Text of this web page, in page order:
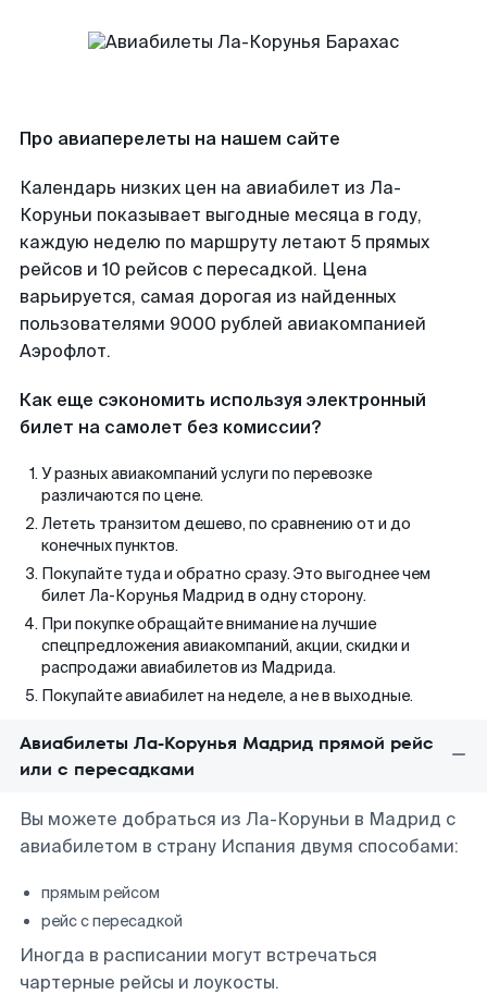
Про авиаперелеты на нашем сайте
Календарь низких цен на авиабилет из Ла-
Коруньи показывает выгодные месяца в году,
каждую неделю по маршруту летают 5 прямых
рейсов и 10 рейсов с пересадкой. Цена
варьируется, самая дорогая из найденных
пользователями 9000 рублей авиакомпанией
Аэрофлот.
Как еще сэкономить используя электронный
билет на самолет без комиссии?
У разных авиакомпаний услуги по перевозке
различаются по цене.
Лететь транзитом дешево, по сравнению от и до
конечных пунктов.
Покупайте туда и обратно сразу. Это выгоднее чем
билет Ла-Корунья Мадрид в одну сторону.
При покупке обращайте внимание на лучшие
спецпредложения авиакомпаний, акции, скидки и
распродажи авиабилетов из Мадрида.
Покупайте авиабилет на неделе, а не в выходные.
Авиабилеты Ла-Корунья Мадрид прямой рейс
или с пересадками
Вы можете добраться из Ла-Коруньи в Мадрид с
авиабилетом в страну Испания двумя способами:
прямым рейсом
рейс с пересадкой
Иногда в расписании могут встречаться
чартерные рейсы и лоукосты.